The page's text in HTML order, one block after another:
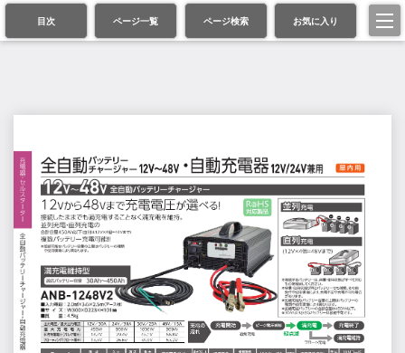
目次 ページ一覧 ページ検索 お気に入り